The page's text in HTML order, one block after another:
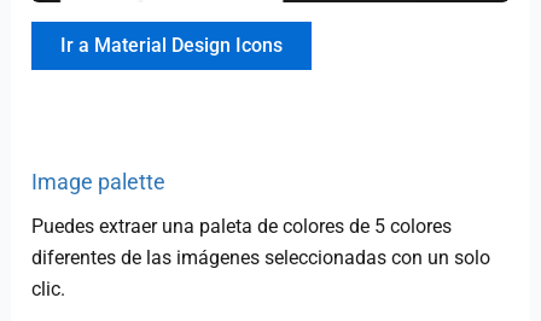
Ir a Material Design Icons
Image palette
Puedes extraer una paleta de colores de 5 colores
diferentes de las imágenes seleccionadas con un solo
clic.